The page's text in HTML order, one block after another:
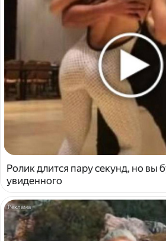
Ролик длится пару секунд, но вы
увиденного